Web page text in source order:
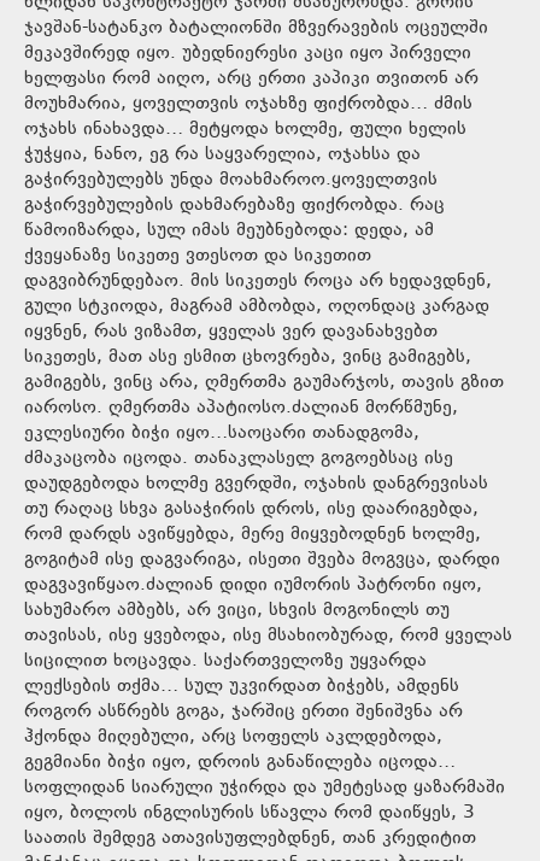
ჯავშან-სატანკო ბატალიონში მზვერავების ოცეულში
მეკავშირედ იყო. უბედნიერესი კაცი იყო პირველი
ხელფასი რომ აიღო, არც ერთი კაპიკი თვითონ არ
მოუხმარია, ყოველთვის ოჯახზე ფიქრობდა… ძმის
ოჯახს ინახავდა… მეტყოდა ხოლმე, ფული ხელის
ჭუჭყია, ნანო, ეგ რა საყვარელია, ოჯახსა და
გაჭირვებულებს უნდა მოახმაროო.ყოველთვის
გაჭირვებულების დახმარებაზე ფიქრობდა. რაც
წამოიზარდა, სულ იმას მეუბნებოდა: დედა, ამ
ქვეყანაზე სიკეთე ვთესოთ და სიკეთით
დაგვიბრუნდებაო. მის სიკეთეს როცა არ ხედავდნენ,
გული სტკიოდა, მაგრამ ამბობდა, ოღონდაც კარგად
იყვნენ, რას ვიზამთ, ყველას ვერ დავანახვებთ
სიკეთეს, მათ ასე ესმით ცხოვრება, ვინც გამიგებს,
გამიგებს, ვინც არა, ღმერთმა გაუმარჯოს, თავის გზით
იაროსო. ღმერთმა აპატიოსო.ძალიან მორწმუნე,
ეკლესიური ბიჭი იყო…საოცარი თანადგომა,
ძმაკაცობა იცოდა. თანაკლასელ გოგოებსაც ისე
დაუდგებოდა ხოლმე გვერდში, ოჯახის დანგრევისას
თუ რაღაც სხვა გასაჭირის დროს, ისე დაარიგებდა,
რომ დარდს ავიწყებდა, მერე მიყვებოდნენ ხოლმე,
გოგიტამ ისე დაგვარიგა, ისეთი შვება მოგვცა, დარდი
დაგვავიწყაო.ძალიან დიდი იუმორის პატრონი იყო,
სახუმარო ამბებს, არ ვიცი, სხვის მოგონილს თუ
თავისას, ისე ყვებოდა, ისე მსახიობურად, რომ ყველას
სიცილით ხოცავდა. საქართველოზე უყვარდა
ლექსების თქმა… სულ უკვირდათ ბიჭებს, ამდენს
როგორ ასწრებს გოგა, ჯარშიც ერთი შენიშვნა არ
ჰქონდა მიღებული, არც სოფელს აკლდებოდა,
გეგმიანი ბიჭი იყო, დროის განაწილება იცოდა…
სოფლიდან სიარული უჭირდა და უმეტესად ყაზარმაში
იყო, ბოლოს ინგლისურის სწავლა რომ დაიწყეს, 3
საათის შემდეგ ათავისუფლებდნენ, თან კრედიტით